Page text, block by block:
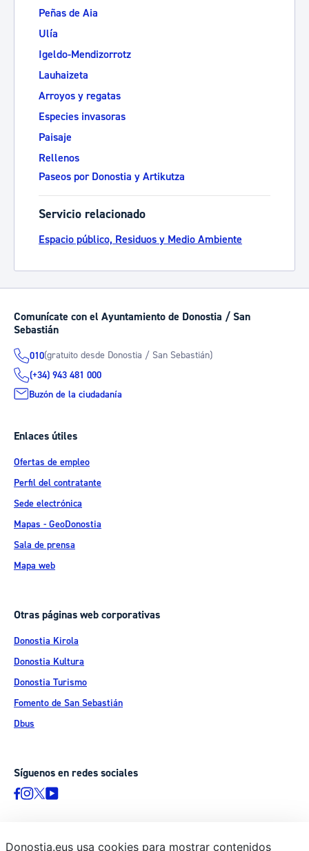
Peñas de Aia
Ulía
Igeldo-Mendizorrotz
Lauhaizeta
Arroyos y regatas
Especies invasoras
Paisaje
Rellenos
Paseos por Donostia y Artikutza
Servicio relacionado
Espacio público, Residuos y Medio Ambiente
Comunícate con el Ayuntamiento de Donostia / San
Sebastián
010(gratuito desde Donostia / San Sebastián)
(+34) 943 481 000
Buzón de la ciudadanía
Enlaces útiles
Ofertas de empleo
Perfil del contratante
Sede electrónica
Mapas - GeoDonostia
Sala de prensa
Mapa web
Otras páginas web corporativas
Donostia Kirola
Donostia Kultura
Donostia Turismo
Fomento de San Sebastián
Dbus
Síguenos en redes sociales
Donostia.eus usa cookies para mostrar contenidos